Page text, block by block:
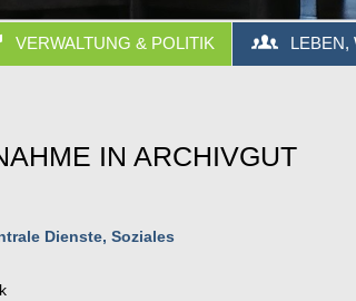
VERWALTUNG & POLITIK LEBEN,
IN ARCHIVGUT
Dienste, Soziales